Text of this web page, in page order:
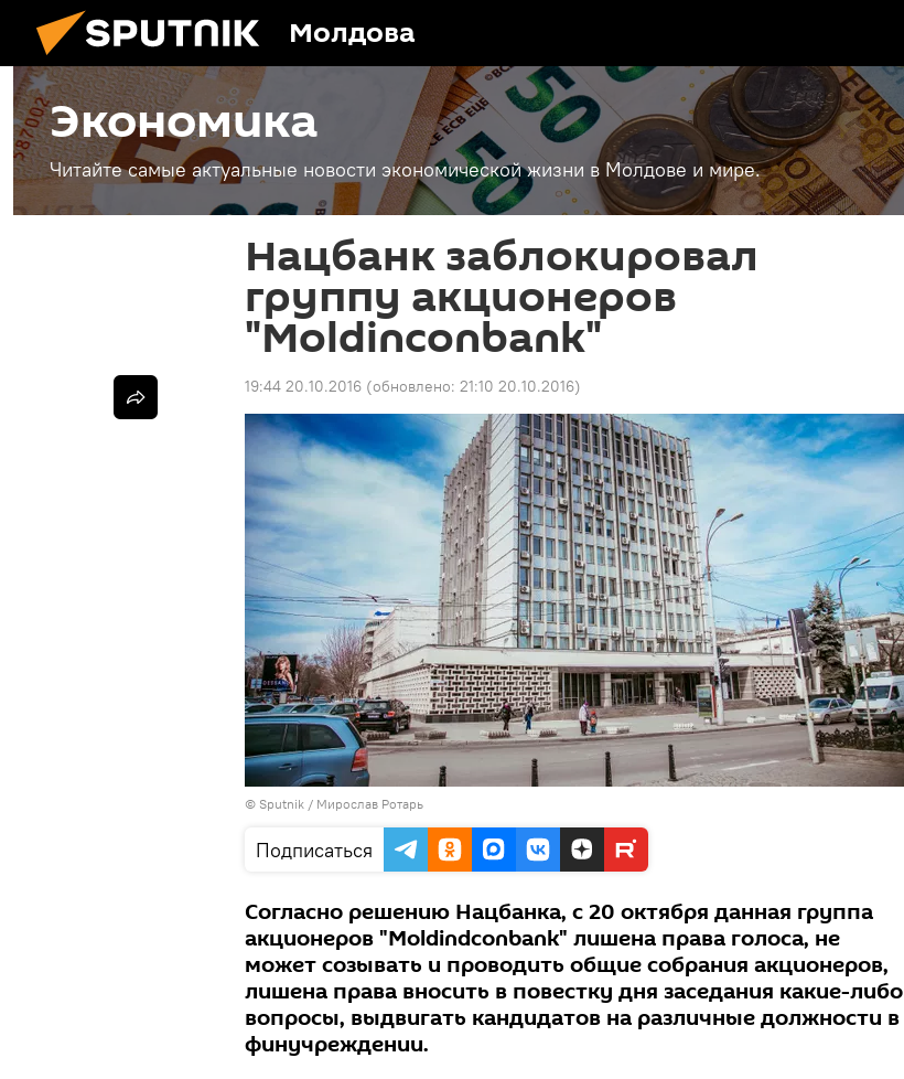
Молдова
Экономика
Читайте самые актуальные новости экономической жизни в Молдове и мире.
Нацбанк заблокировал
группу акционеров
"Moldinconbank"
19:44 20.10.2016 (обновлено: 21:10 20.10.2016)
© Sputnik / Мирослав Ротарь
Подписаться
Согласно решению Нацбанка, с 20 октября данная группа
акционеров "Moldindconbank" лишена права голоса, не
может созывать и проводить общие собрания акционеров,
лишена права вносить в повестку дня заседания какие-либо
вопросы, выдвигать кандидатов на различные должности в
финучреждении.